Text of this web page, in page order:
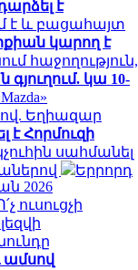
է
է և բացահայտ
կարող է
հաջողություն,
կա 10-
ով. Եղիազար
է Հորմուզի
սահմանել
Երրորդ
2026
ուսուցչի
ամսով